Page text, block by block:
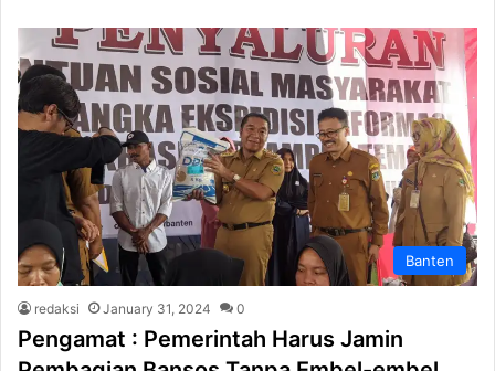
Banten
redaksi January 31, 2024 0
Pengamat : Pemerintah Harus Jamin